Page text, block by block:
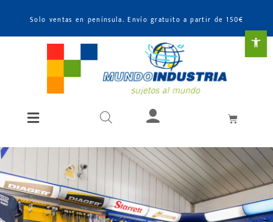
Solo ventas en península. Envío gratuito a partir de 150€